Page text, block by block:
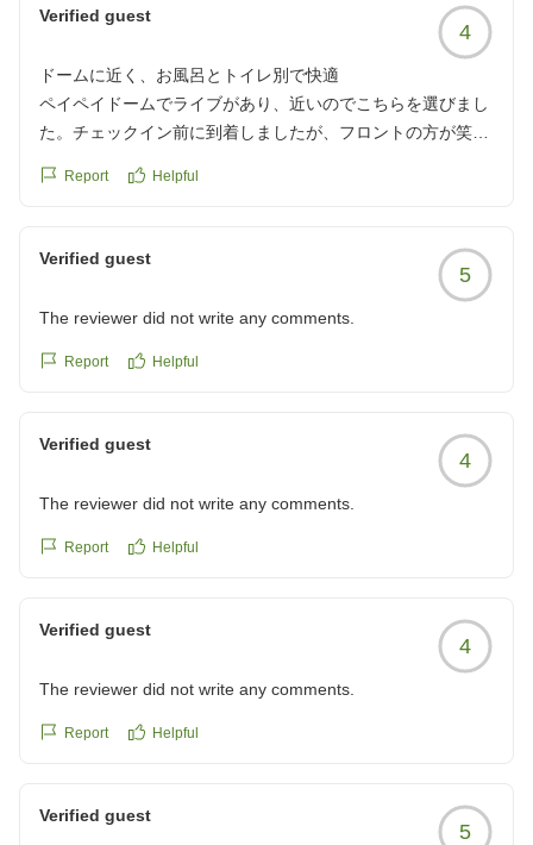
Verified guest
4
ドームに近く、お風呂とトイレ別で快適
ペイペイドームでライブがあり、近いのでこちらを選びまし
た。チェックイン前に到着しましたが、フロントの方が笑顔
ました。そのまま気持ちよくライブに参加することが出来ま
部屋はかつてマンションだったものをリノベーションしてホ
なので、お風呂とトイレが別で、一人用のキッチンも中程度
の大きさの冷蔵庫もありました。
洗面所も大きめでした。
部屋からの眺望も良かったです。
チェックアウトが11時なので比較的朝がゆっくり支度が出来
ました。
https://review.travel.rakuten.co.jp/hotel/voice/12562?
Report Helpful
Verified guest
5
The reviewer did not write any comments.
Report Helpful
Verified guest
4
The reviewer did not write any comments.
Report Helpful
Verified guest
4
The reviewer did not write any comments.
Report Helpful
Verified guest
5